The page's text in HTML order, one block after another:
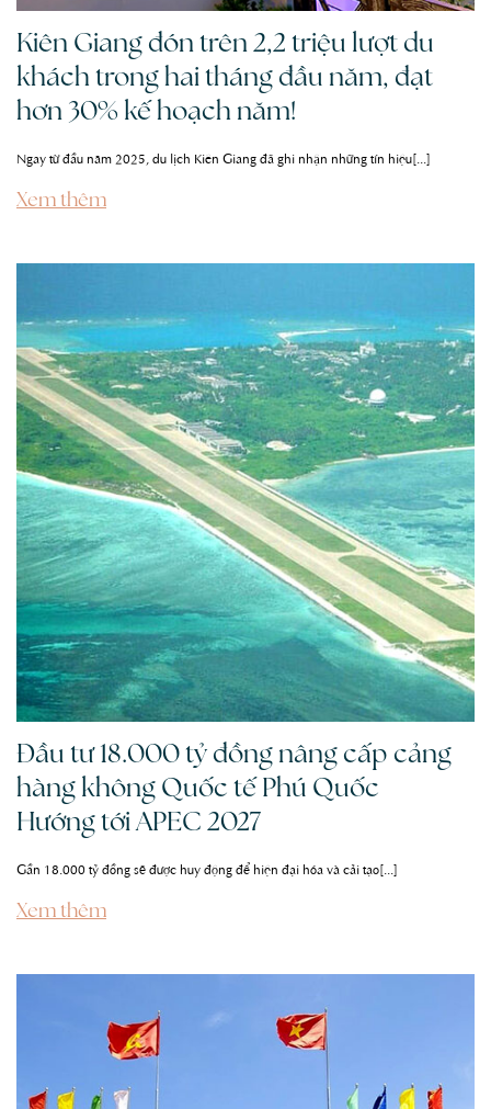
Kiên Giang đón trên 2,2 triệu lượt du
khách trong hai tháng đầu năm, đạt
hơn 30% kế hoạch năm!
Ngay từ đầu năm 2025, du lịch Kiên Giang đã ghi nhận những tín hiệu[...]
Xem thêm
Đầu tư 18.000 tỷ đồng nâng cấp cảng
hàng không Quốc tế Phú Quốc –
Hướng tới APEC 2027
Gần 18.000 tỷ đồng sẽ được huy động để hiện đại hóa và cải tạo[...]
Xem thêm